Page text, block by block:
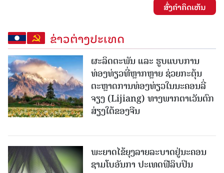
ສົ່ງຄໍາຄິດເຫັນ
ຂ່າວຕ່າງປະເທດ
ຜະລິດຕະພັນ ແລະ ຮູບແບບການ
ທ່ອງທ່ຽວທີ່ຫຼາກຫຼາຍ ຊ່ວຍກະຕຸ້ນ
ຕະຫຼາດການທ່ອງທ່ຽວໃນນະຄອນລີ່
ຈຽງ (Lijiang) ທາງພາກຕາເວັນຕົກ
ສ່ຽງໃຕ້ຂອງຈີນ
ພະຍາດໄຂ້ຍຸງລາຍລະບາດຢູ່ນະຄອນ
ຊາມໂບ​ອັນກາ ປະເທດຟີລິບປິນ